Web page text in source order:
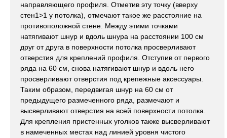
направляющего профиля. Отметив эту точку (вверху
стен1>1 у потолка), отмечают такое же расстояние на
противоположной стене. Между этими точками
натягивают шнур и вдоль шнура на расстоянии 100 см
друг от друга в поверхности потолка просверливают
отверстия для креплений профиля. Отступив от первого
ряда на 60 см, снова натягивают шнур и вдоль него
просверливают отверстия под крепежные аксессуары.
Таким образом, передвигая шнур на 60 см от
предыдущего размеченного ряда, размечают и
высверливают отверстия на всей поверхности потолка.
Для крепления пристенных уголков также высверливают
в намеченных местах над линией уровня чистого